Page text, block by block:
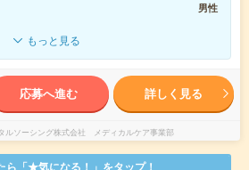
男性
もっと見る
応募へ進む 詳しく見る
ルソーシング株式会社 メディカルケア事業部
ら「★気になる！」をタップ！